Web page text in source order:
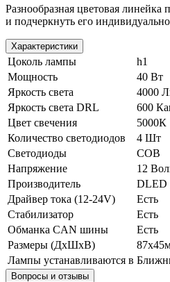
Разнообразная цветовая
и подчеркнуть его
Характеристики
Цоколь лампы
h1
Мощность
40 Вт
Яркость света
4000
Яркость света DRL
600
Цвет свечения
5000К
Количество светодиодов
4 Шт
Светодиоды
COB
Напряжение
12
Производитель
DLED
Драйвер тока (12-24V)
Есть
Стабилизатор
Есть
Обманка CAN шины
Есть
Размеры (ДхШхВ)
Лампы устанавливаются в
Вопросы и отзывы